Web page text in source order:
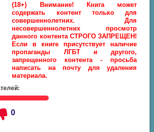
(18+) Внимание! Книга может
содержать контент только для
совершеннолетних. Для
несовершеннолетних просмотр
данного контента СТРОГО ЗАПРЕЩЕН!
Если в книге присутствует наличие
пропаганды ЛГБТ и другого,
запрещенного контента - просьба
написать на почту для удаления
материала.
0